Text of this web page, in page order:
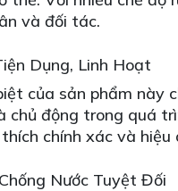
và đối tác.
Dụng, Linh Hoạt
của sản phẩm này
chủ động trong quá
chính xác và hiệu
Nước Tuyệt Đối